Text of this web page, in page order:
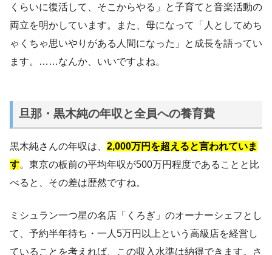
くらいに復活して、そこからやる」と子育てと音楽活動の
両立を明かしています。また、母になって「人としてめち
ゃくちゃ思いやりがある人間になった」と成長を語ってい
ます。……なんか、いいですよね。
旦那・黒木純の年収と全員への養育費
黒木純さんの年収は、 2,000万円を超えると言われていま
す。東京の板前の平均年収が500万円程度であることと比
べると、その差は歴然ですね。
ミシュラン一つ星の名店「くろぎ」のオーナーシェフとし
て、予約半年待ち・一人5万円以上という高級店を経営し
ていることを考えれば、この収入水準は納得できます。さ